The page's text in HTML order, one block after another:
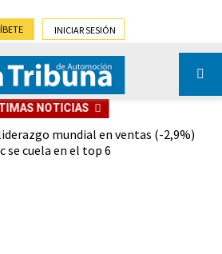
INICIAR SESIÓN
NOTICIAS
mundial en ventas (-2,9%)
se cuela en el top 6